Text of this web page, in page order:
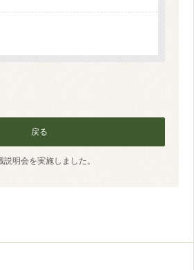
戻る
明会を実施しました。